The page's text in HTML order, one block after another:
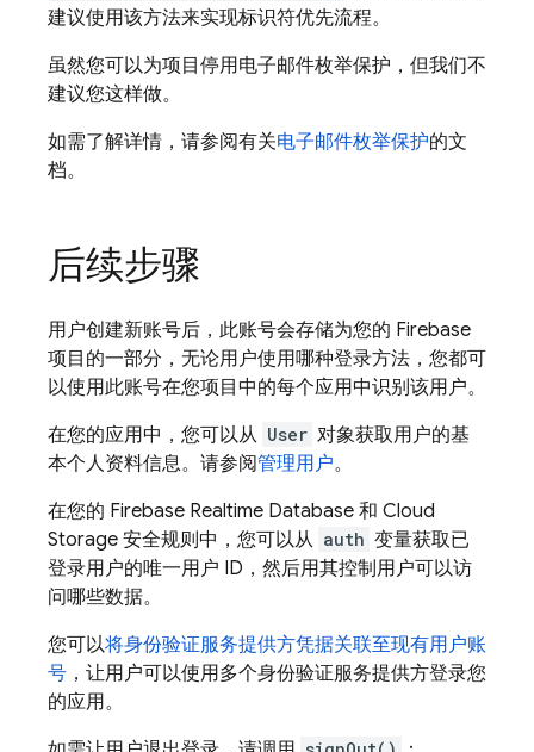
建议使用该方法来实现标识符优先流程。
虽然您可以为项目停用电子邮件枚举保护，但我们不
建议您这样做。
如需了解详情，请参阅有关电子邮件枚举保护的文
档。
后续步骤
用户创建新账号后，此账号会存储为您的 Firebase
项目的一部分，无论用户使用哪种登录方法，您都可
以使用此账号在您项目中的每个应用中识别该用户。
在您的应用中，您可以从 User 对象获取用户的基
本个人资料信息。请参阅管理用户。
在您的 Firebase Realtime Database 和 Cloud
Storage 安全规则中，您可以从 auth 变量获取已
登录用户的唯一用户 ID，然后用其控制用户可以访
问哪些数据。
您可以将身份验证服务提供方凭据关联至现有用户账
号 ，让用户可以使用多个身份验证服务提供方登录您
的应用。